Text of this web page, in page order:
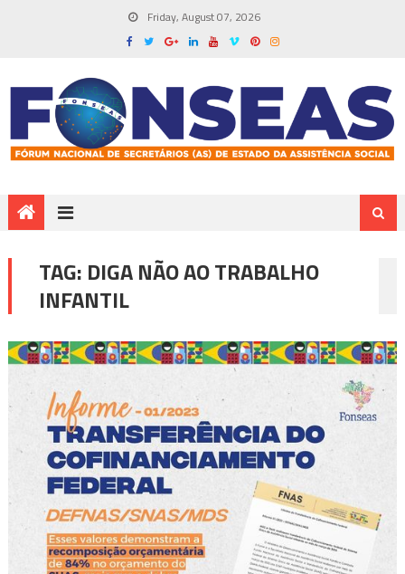
Friday, August 07, 2026
TAG: DIGA NÃO AO TRABALHO
INFANTIL